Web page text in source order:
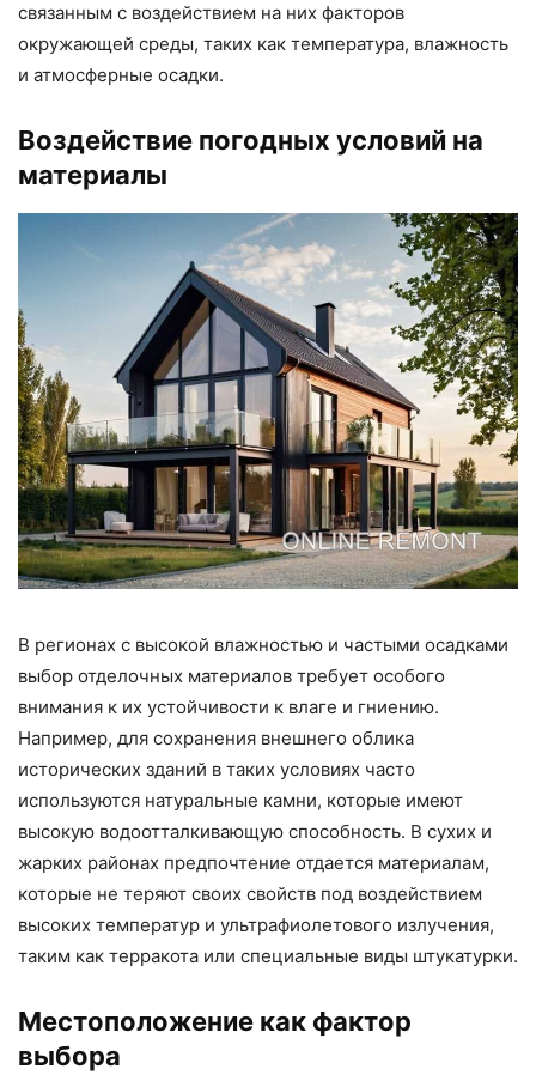
связанным с воздействием на них факторов
окружающей среды, таких как температура, влажность
и атмосферные осадки.
Воздействие погодных условий на
материалы
В регионах с высокой влажностью и частыми осадками
выбор отделочных материалов требует особого
внимания к их устойчивости к влаге и гниению.
Например, для сохранения внешнего облика
исторических зданий в таких условиях часто
используются натуральные камни, которые имеют
высокую водоотталкивающую способность. В сухих и
жарких районах предпочтение отдается материалам,
которые не теряют своих свойств под воздействием
высоких температур и ультрафиолетового излучения,
таким как терракота или специальные виды штукатурки.
Местоположение как фактор
выбора